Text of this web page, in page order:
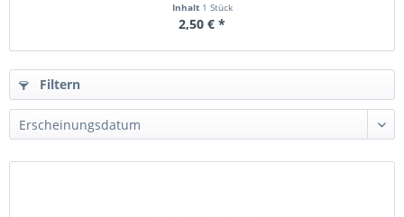
Inhalt 1 Stück
2,50 € *
Filtern